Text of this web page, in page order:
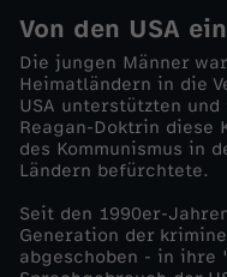
l
d
o
k
u
Von den USA
Die jungen Männer
Heimatländern in die
USA unterstützten
Reagan-Doktrin diese
des Kommunismus in
Ländern befürchtete.
Seit den 1990er-
Generation der
abgeschoben - in ihre